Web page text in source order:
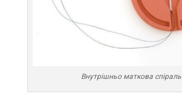
Внутрішньо маткова спіраль